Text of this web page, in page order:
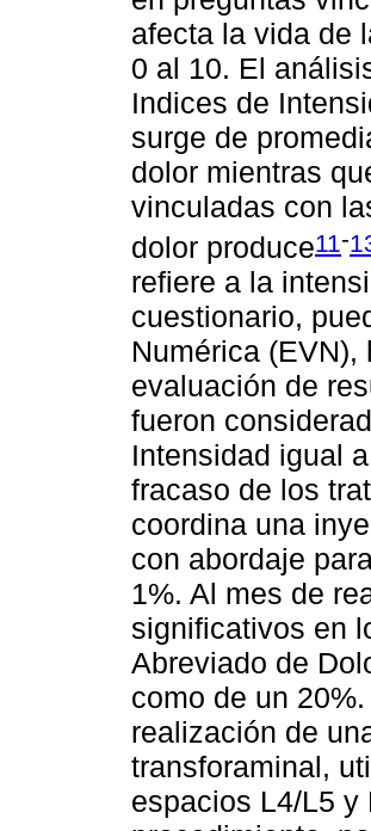
afecta la vida de
0 al 10. El
Indices de
surge de
dolor mientras
vinculadas con
dolor produce11-
refiere a la
cuestionario,
Numérica
evaluación de
fueron
Intensidad igual
fracaso de los
coordina una
con abordaje
1%. Al mes de
significativos en
Abreviado de
como de un
realización de
transforaminal,
espacios L4/L5 y